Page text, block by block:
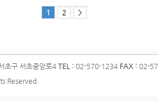
걱정이 많으니까 마취를 못해서 수술을 못하고 병
피하고 그러다 보니까 수술을 못하는 경우가 많습
도 전혀 문제가 없습니다 안전하게 할 수 있습니
요하지 않겠습니까? 어떻게 관리하면 좋을까요
1 2 >
초구 서초중앙로4 TEL : 02-570-1234 FAX : 02-
Reserved.